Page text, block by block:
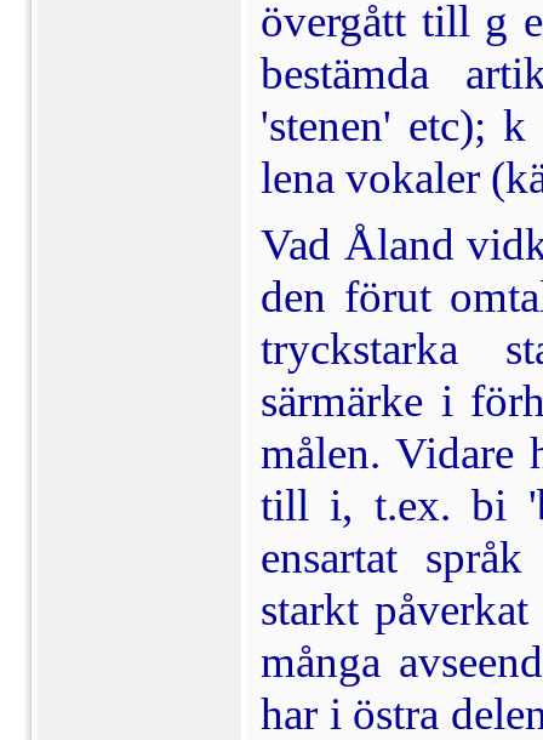
övergått till g
bestämda
'stenen' etc);
lena vokaler
Vad Åland
den förut
tryckstarka
särmärke i
målen. Vidare
till i, t.ex. bi
ensartat
starkt
många
har i östra